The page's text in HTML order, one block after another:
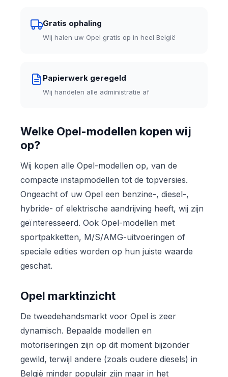
Gratis ophaling
Wij halen uw Opel gratis op in heel België
Papierwerk geregeld
Wij handelen alle administratie af
Welke Opel-modellen kopen wij
op?
Wij kopen alle Opel-modellen op, van de
compacte instapmodellen tot de topversies.
Ongeacht of uw Opel een benzine-, diesel-,
hybride- of elektrische aandrijving heeft, wij zijn
geïnteresseerd. Ook Opel-modellen met
sportpakketten, M/S/AMG-uitvoeringen of
speciale edities worden op hun juiste waarde
geschat.
Opel marktinzicht
De tweedehandsmarkt voor Opel is zeer
dynamisch. Bepaalde modellen en
motoriseringen zijn op dit moment bijzonder
gewild, terwijl andere (zoals oudere diesels) in
België minder populair zijn maar in het